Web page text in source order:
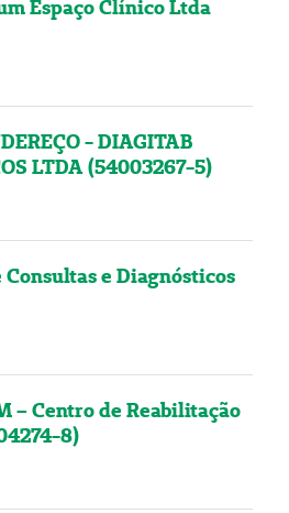
Espaço Clínico Ltda
- DIAGITAB
LTDA (54003267-5)
e Diagnósticos
– Centro de Reabilitação
8)